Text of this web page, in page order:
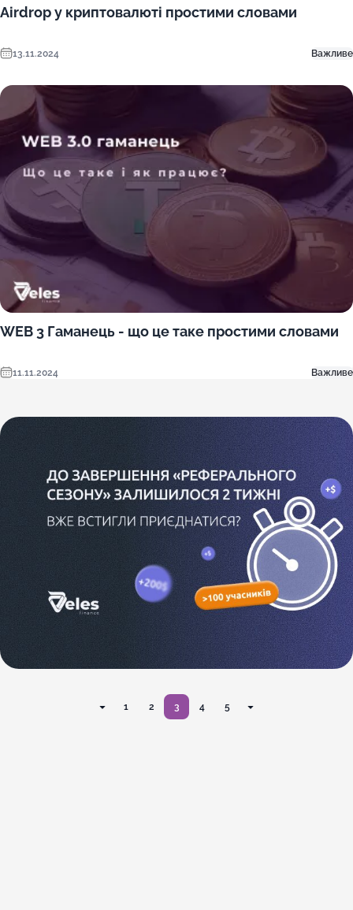
Airdrop у криптовалюті простими словами
13.11.2024 Важливе
WEB 3 Гаманець - що це таке простими словами
11.11.2024 Важливе
1 2 3 4 5